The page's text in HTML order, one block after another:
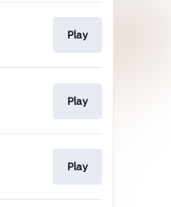
Play
Play
Play